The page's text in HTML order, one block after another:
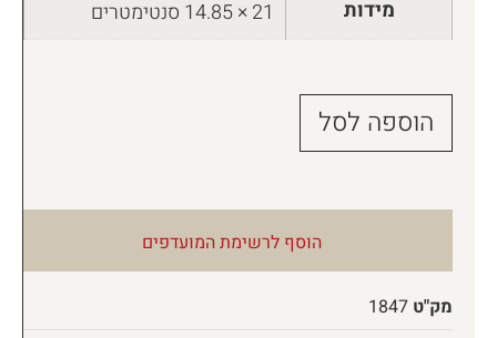
מידות 21 × 14.85 סנטימטרים
הוספה לסל
הוסף לרשימת המועדפים
מק"ט 1847